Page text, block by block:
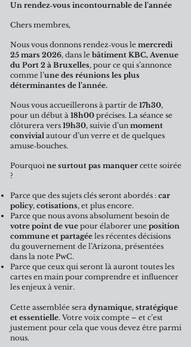
Un rendez‑vous incontournable de l’année
Chers membres,
Nous vous donnons rendez‑vous le mercredi
25 mars 2026, dans le bâtiment KBC, Avenue
du Port 2 à Bruxelles, pour ce qui s’annonce
comme l’une des réunions les plus
déterminantes de l’année.
Nous vous accueillerons à partir de 17h30,
pour un début à 18h00 précises. La séance se
clôturera vers 19h30, suivie d’un moment
convivial autour d’un verre et de quelques
amuse‑bouches.
Pourquoi ne surtout pas manquer cette soirée
?
​Parce que des sujets clés seront abordés : car
policy, cotisations, et plus encore.
Parce que nous avons absolument besoin de
votre point de vue pour élaborer une position
commune et partagée les récentes décisions
du gouvernement de l’Arizona, présentées
dans la note PwC.
Parce que ceux qui seront là auront toutes les
cartes en main pour comprendre et influencer
les enjeux à venir.
Cette assemblée sera dynamique, stratégique
et essentielle. Votre voix compte – et c’est
justement pour cela que vous devez être parmi
nous.